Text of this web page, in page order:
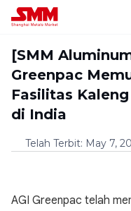
[SMM
Greenpac
Fasilitas
di India
Telah Terbit: May 7,
AGI Greenpac telah